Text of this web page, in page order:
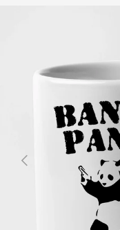
PRÉCÉDENT